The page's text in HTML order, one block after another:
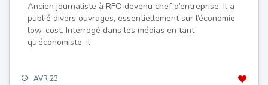
Ancien journaliste à RFO devenu chef d’entreprise. Il a
publié divers ouvrages, essentiellement sur l’économie
low-cost. Interrogé dans les médias en tant
qu’économiste, il
AVR 23